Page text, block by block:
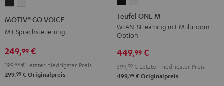
Night
BlackWhite
MOTIV® GO VOICE
Mit Sprachsteuerung
249,99 €
199, 99 € Letzter niedrigster Preis
299,99 € Originalpreis
ONE
M
Schwarz
ONE
M
Teufel ONE M
WLAN-Streaming mit Multiroom-
Option
449,99 €
399, 99 € Letzter niedrigster Preis
499,99 € Originalpreis